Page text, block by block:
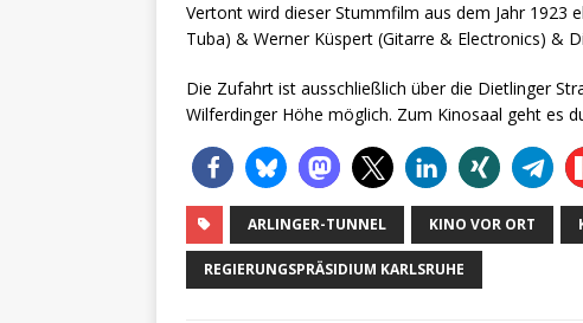
Vertont wird dieser Stummfilm aus dem Jahr 1923
Tuba) & Werner Küspert (Gitarre & Electronics) &
Die Zufahrt ist ausschließlich über die Dietlinger
Wilferdinger Höhe möglich. Zum Kinosaal geht es
ARLINGER-TUNNEL KINO VOR ORT
REGIERUNGSPRÄSIDIUM KARLSRUHE